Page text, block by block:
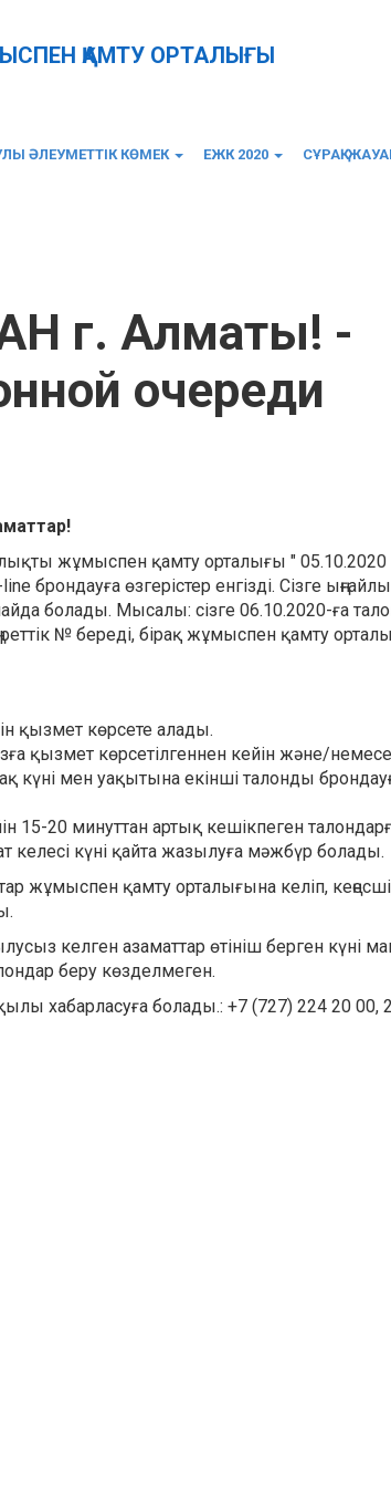
ҚАМТУ ОРТАЛЫҒЫ
ӘЛЕУМЕТТІК КӨМЕК ЕЖК 2020 СҰРАҚ-
г. Алматы! -
очереди
жұмыспен қамту орталығы " 05.10.2020
брондауға өзгерістер енгізді. Сізге
болады. Мысалы: сізге 06.10.2020-ға
№ береді, бірақ жұмыспен қамту
қызмет көрсете алады.
қызмет көрсетілгеннен кейін және/немесе
күні мен уақытына екінші талонды
20 минуттан артық кешікпеген
күні қайта жазылуға мәжбүр болады.
жұмыспен қамту орталығына келіп,
келген азаматтар өтініш берген күні
беру көзделмеген.
хабарласуға болады.: +7 (727) 224 20 00,